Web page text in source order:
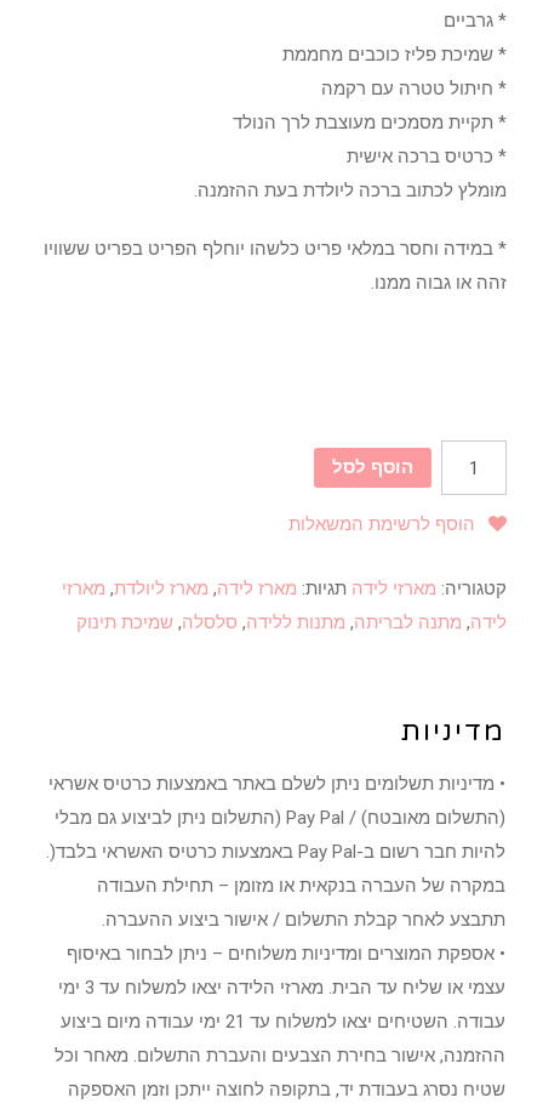
* גרביים
* שמיכת פליז כוכבים מחממת
* חיתול טטרה עם רקמה
* תקיית מסמכים מעוצבת לרך הנולד
* כרטיס ברכה אישית
מומלץ לכתוב ברכה ליולדת בעת ההזמנה.
* במידה וחסר במלאי פריט כלשהו יוחלף הפריט בפריט ששוויו
זהה או גבוה ממנו.
הוסף לסל
הוסף לרשימת המשאלות
קטגוריה: מארזי לידה תגיות: מארז לידה, מארז ליולדת, מארזי
לידה, מתנה לבריתה, מתנות ללידה, סלסלה, שמיכת תינוק
מדיניות
• מדיניות תשלומים ניתן לשלם באתר באמצעות כרטיס אשראי
(התשלום מאובטח) / Pay Pal (התשלום ניתן לביצוע גם מבלי
להיות חבר רשום ב-Pay Pal באמצעות כרטיס האשראי בלבד(.
במקרה של העברה בנקאית או מזומן – תחילת העבודה
תתבצע לאחר קבלת התשלום / אישור ביצוע ההעברה.
• אספקת המוצרים ומדיניות משלוחים – ניתן לבחור באיסוף
עצמי או שליח עד הבית. מארזי הלידה יצאו למשלוח עד 3 ימי
עבודה. השטיחים יצאו למשלוח עד 21 ימי עבודה מיום ביצוע
ההזמנה, אישור בחירת הצבעים והעברת התשלום. מאחר וכל
שטיח נסרג בעבודת יד, בתקופה לחוצה ייתכן וזמן האספקה